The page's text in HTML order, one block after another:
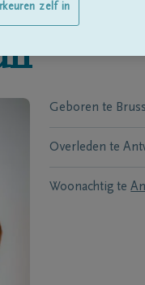
Geboren te
Overleden te
Woonachtig te
zelf in